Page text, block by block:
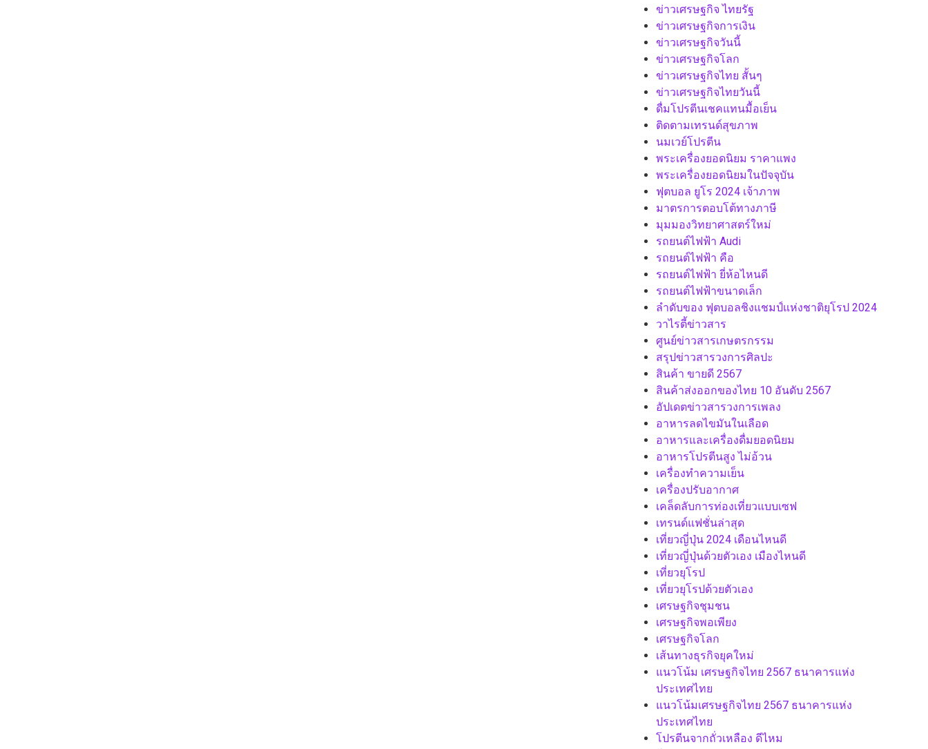
ข่าวเศรษฐกิจ ไทยรัฐ
ข่าวเศรษฐกิจการเงิน
ข่าวเศรษฐกิจวันนี้
ข่าวเศรษฐกิจโลก
ข่าวเศรษฐกิจไทย สั้นๆ
ข่าวเศรษฐกิจไทยวันนี้
ดื่มโปรตีนเชคแทนมื้อเย็น
ติดตามเทรนด์สุขภาพ
นมเวย์โปรตีน
พระเครื่องยอดนิยม ราคาแพง
พระเครื่องยอดนิยมในปัจจุบัน
ฟุตบอล ยูโร 2024 เจ้าภาพ
มาตรการตอบโต้ทางภาษี
มุมมองวิทยาศาสตร์ใหม่
รถยนต์ไฟฟ้า Audi
รถยนต์ไฟฟ้า คือ
รถยนต์ไฟฟ้า ยี่ห้อไหนดี
รถยนต์ไฟฟ้าขนาดเล็ก
ลำดับของ ฟุตบอลชิงแชมป์แห่งชาติยุโรป 2024
วาไรตี้ข่าวสาร
ศูนย์ข่าวสารเกษตรกรรม
สรุปข่าวสารวงการศิลปะ
สินค้า ขายดี 2567
สินค้าส่งออกของไทย 10 อันดับ 2567
อัปเดตข่าวสารวงการเพลง
อาหารลดไขมันในเลือด
อาหารและเครื่องดื่มยอดนิยม
อาหารโปรตีนสูง ไม่อ้วน
เครื่องทำความเย็น
เครื่องปรับอากาศ
เคล็ดลับการท่องเที่ยวแบบเซฟ
เทรนด์แฟชั่นล่าสุด
เที่ยวญี่ปุ่น 2024 เดือนไหนดี
เที่ยวญี่ปุ่นด้วยตัวเอง เมืองไหนดี
เที่ยวยุโรป
เที่ยวยุโรปด้วยตัวเอง
เศรษฐกิจชุมชน
เศรษฐกิจพอเพียง
เศรษฐกิจโลก
เส้นทางธุรกิจยุคใหม่
แนวโน้ม เศรษฐกิจไทย 2567 ธนาคารแห่ง
ประเทศไทย
แนวโน้มเศรษฐกิจไทย 2567 ธนาคารแห่ง
ประเทศไทย
โปรตีนจากถั่วเหลือง ดีไหม